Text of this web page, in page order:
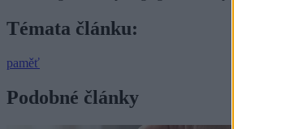
Témata článku:
paměť
Podobné články